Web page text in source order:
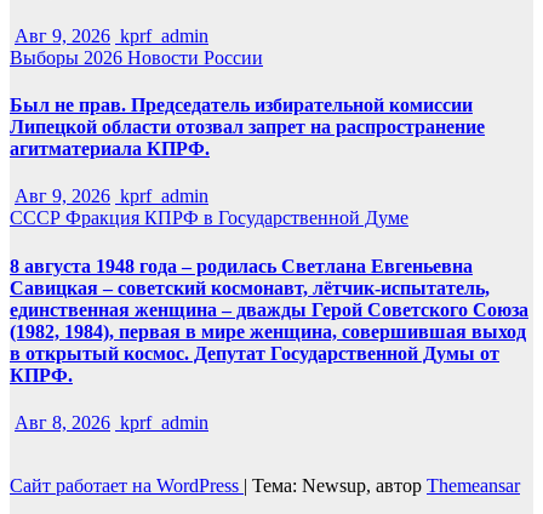
Авг 9, 2026 kprf_admin
Выборы 2026 Новости России
Был не прав. Председатель избирательной комиссии
Липецкой области отозвал запрет на распространение
агитматериала КПРФ.
Авг 9, 2026 kprf_admin
СССР Фракция КПРФ в Государственной Думе
8 августа 1948 года – родилась Светлана Евгеньевна
Савицкая – советский космонавт, лётчик-испытатель,
единственная женщина – дважды Герой Советского Союза
(1982, 1984), первая в мире женщина, совершившая выход
в открытый космос. Депутат Государственной Думы от
КПРФ.
Авг 8, 2026 kprf_admin
Сайт работает на WordPress | Тема: Newsup, автор Themeansar